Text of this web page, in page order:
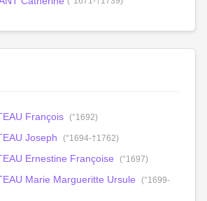
François (°1692)
Joseph (°1694-†1762)
Ernestine Françoise (°1697)
Marie Margueritte Ursule
(°1699-